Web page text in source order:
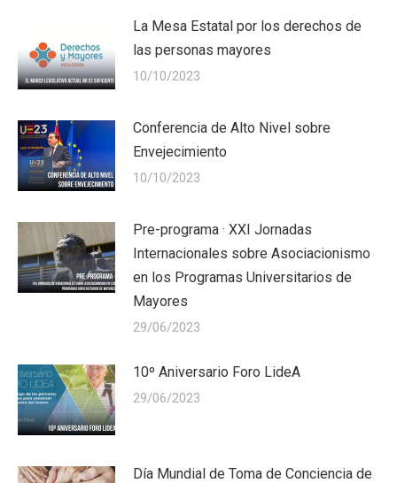
La Mesa Estatal por los derechos de
las personas mayores
10/10/2023
Conferencia de Alto Nivel sobre
Envejecimiento
10/10/2023
Pre-programa · XXI Jornadas
Internacionales sobre Asociacionismo
en los Programas Universitarios de
Mayores
29/06/2023
10º Aniversario Foro LideA
29/06/2023
Día Mundial de Toma de Conciencia de